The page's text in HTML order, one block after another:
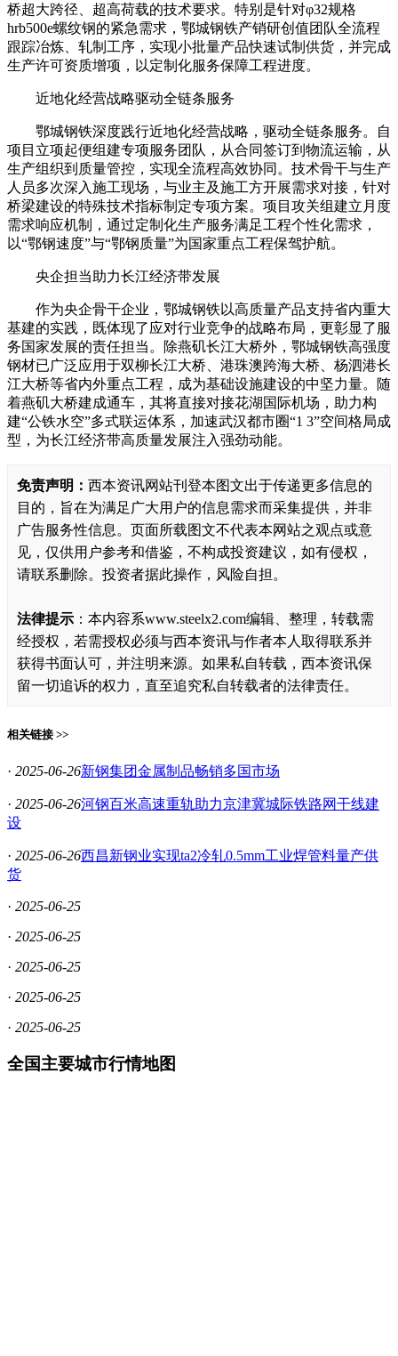
桥超大跨径、超高荷载的技术要求。特别是针对φ32规格
hrb500e螺纹钢的紧急需求，鄂城钢铁产销研创值团队全流程
跟踪冶炼、轧制工序，实现小批量产品快速试制供货，并完成
生产许可资质增项，以定制化服务保障工程进度。
近地化经营战略驱动全链条服务
鄂城钢铁深度践行近地化经营战略，驱动全链条服务。自
项目立项起便组建专项服务团队，从合同签订到物流运输，从
生产组织到质量管控，实现全流程高效协同。技术骨干与生产
人员多次深入施工现场，与业主及施工方开展需求对接，针对
桥梁建设的特殊技术指标制定专项方案。项目攻关组建立月度
需求响应机制，通过定制化生产服务满足工程个性化需求，
以“鄂钢速度”与“鄂钢质量”为国家重点工程保驾护航。
央企担当助力长江经济带发展
作为央企骨干企业，鄂城钢铁以高质量产品支持省内重大
基建的实践，既体现了应对行业竞争的战略布局，更彰显了服
务国家发展的责任担当。除燕矶长江大桥外，鄂城钢铁高强度
钢材已广泛应用于双柳长江大桥、港珠澳跨海大桥、杨泗港长
江大桥等省内外重点工程，成为基础设施建设的中坚力量。随
着燕矶大桥建成通车，其将直接对接花湖国际机场，助力构
建“公铁水空”多式联运体系，加速武汉都市圈“1 3”空间格局成
型，为长江经济带高质量发展注入强劲动能。
免责声明： 西本资讯网站刊登本图文出于传递更多信息的
目的，旨在为满足广大用户的信息需求而采集提供，并非
广告服务性信息。页面所载图文不代表本网站之观点或意
见，仅供用户参考和借鉴，不构成投资建议，如有侵权，
请联系删除。投资者据此操作，风险自担。
法律提示 ：本内容系www.steelx2.com编辑、整理，转载需
经授权，若需授权必须与西本资讯与作者本人取得联系并
获得书面认可，并注明来源。如果私自转载，西本资讯保
留一切追诉的权力，直至追究私自转载者的法律责任。
相关链接 >>
· 2025-06-26新钢集团金属制品畅销多国市场
· 2025-06-26河钢百米高速重轨助力京津冀城际铁路网干线建
设
· 2025-06-26西昌新钢业实现ta2冷轧0.5mm工业焊管料量产供
货
· 2025-06-25
· 2025-06-25
· 2025-06-25
· 2025-06-25
· 2025-06-25
全国主要城市行情地图